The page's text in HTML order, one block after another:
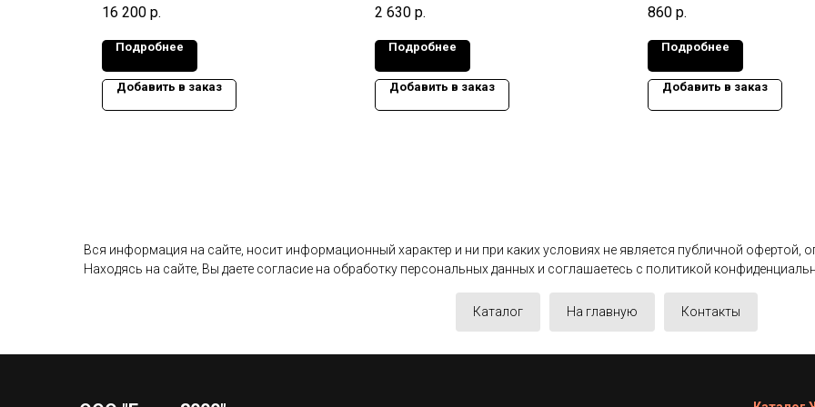
Масса: 1,77 т.
16 200 р.
Подробнее
Добавить в заказ
Габариты изделия: 740x1160x100 мм.,
Масса: 0,21 т.
2 630 р.
Подробнее
Добавить в заказ
Масса: 0,05 т.
860 р.
Подробнее
Добавить в заказ
Вся информация на сайте, носит информационный характер и ни при каких условиях не является публичной
Находясь на сайте, Вы даете согласие на обработку персональных данных и соглашаетесь c политикой
Каталог На главную Контакты